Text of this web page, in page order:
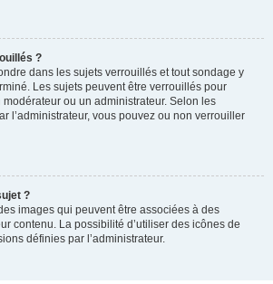
?
dans les sujets verrouillés et tout sondage y
Les sujets peuvent être verrouillés pour
ou un administrateur. Selon les
l’administrateur, vous pouvez ou non verrouiller
?
images qui peuvent être associées à des
contenu. La possibilité d’utiliser des icônes de
définies par l’administrateur.